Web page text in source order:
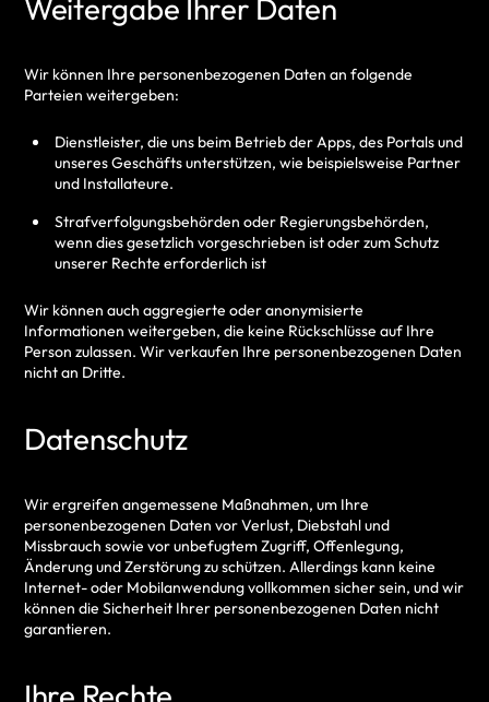
Weitergabe Ihrer Daten
Wir können Ihre personenbezogenen Daten an folgende
Parteien weitergeben:
Dienstleister, die uns beim Betrieb der Apps, des Portals und
unseres Geschäfts unterstützen, wie beispielsweise Partner
und Installateure.
Strafverfolgungsbehörden oder Regierungsbehörden,
wenn dies gesetzlich vorgeschrieben ist oder zum Schutz
unserer Rechte erforderlich ist
Wir können auch aggregierte oder anonymisierte
Informationen weitergeben, die keine Rückschlüsse auf Ihre
Person zulassen. Wir verkaufen Ihre personenbezogenen Daten
nicht an Dritte.
Datenschutz
Wir ergreifen angemessene Maßnahmen, um Ihre
personenbezogenen Daten vor Verlust, Diebstahl und
Missbrauch sowie vor unbefugtem Zugriff, Offenlegung,
Änderung und Zerstörung zu schützen. Allerdings kann keine
Internet- oder Mobilanwendung vollkommen sicher sein, und wir
können die Sicherheit Ihrer personenbezogenen Daten nicht
garantieren.